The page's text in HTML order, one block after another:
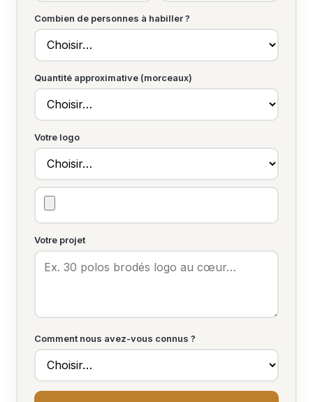
Combien de personnes à habiller ?
Quantité approximative (morceaux)
Votre logo
Votre projet
Comment nous avez-vous connus ?